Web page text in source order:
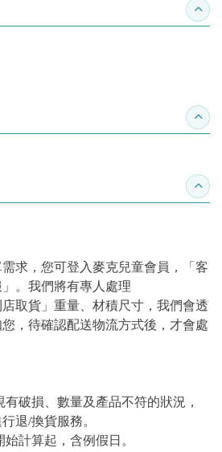
收合
收合
收合
求，您可登入麥克兒童會員，「客
。我們將有專人處理
取貨」重量、材積尺寸，我們會透
，待確認配送物流方式後，才會處
破損、數量及產品不符的狀況，
退/換貨服務。
計算起，含例假日。